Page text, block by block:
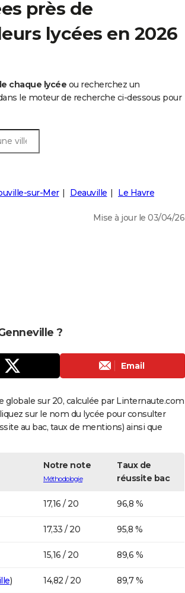
près de
lycées en 2026
chaque lycée ou recherchez un
le moteur de recherche ci-dessous pour
sur-Mer Deauville Le Havre
Mise à jour le 03/04/26
?
Email
sur 20, calculée par Linternaute.com
sur le nom du lycée pour consulter
au bac, taux de mentions) ainsi que
Notre note
Méthodologie
Taux de
réussite bac
17,16 / 20 96,8 %
17,33 / 20 95,8 %
15,16 / 20 89,6 %
) 14,82 / 20 89,7 %